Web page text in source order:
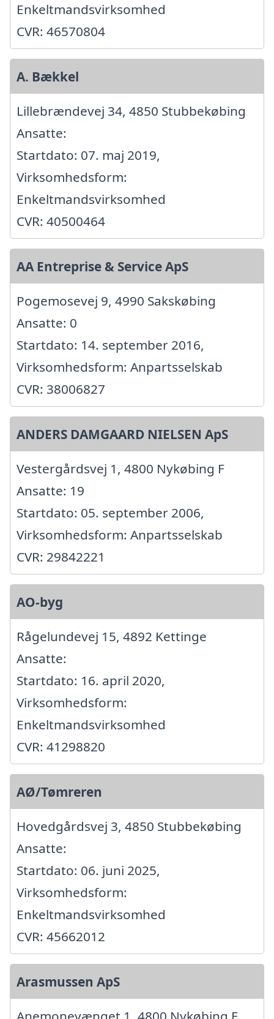
Enkeltmandsvirksomhed
CVR: 46570804
A. Bækkel
Lillebrændevej 34, 4850 Stubbekøbing
Ansatte:
Startdato: 07. maj 2019,
Virksomhedsform:
Enkeltmandsvirksomhed
CVR: 40500464
AA Entreprise & Service ApS
Pogemosevej 9, 4990 Sakskøbing
Ansatte: 0
Startdato: 14. september 2016,
Virksomhedsform: Anpartsselskab
CVR: 38006827
ANDERS DAMGAARD NIELSEN ApS
Vestergårdsvej 1, 4800 Nykøbing F
Ansatte: 19
Startdato: 05. september 2006,
Virksomhedsform: Anpartsselskab
CVR: 29842221
AO-byg
Rågelundevej 15, 4892 Kettinge
Ansatte:
Startdato: 16. april 2020,
Virksomhedsform:
Enkeltmandsvirksomhed
CVR: 41298820
AØ/Tømreren
Hovedgårdsvej 3, 4850 Stubbekøbing
Ansatte:
Startdato: 06. juni 2025,
Virksomhedsform:
Enkeltmandsvirksomhed
CVR: 45662012
Arasmussen ApS